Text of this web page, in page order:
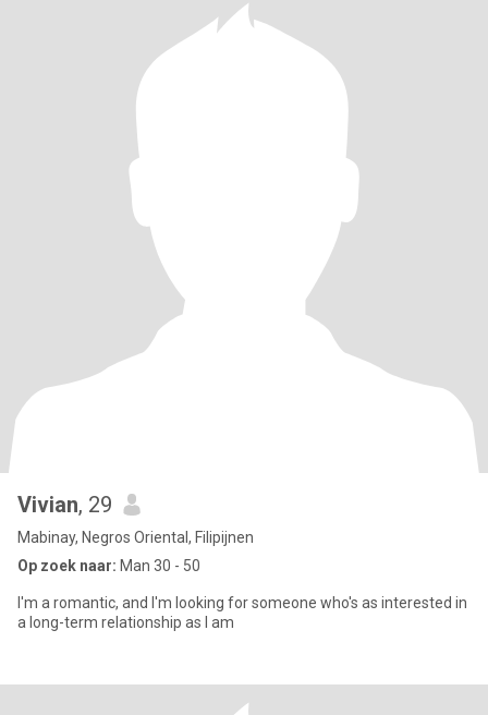
Vivian, 29
Mabinay, Negros Oriental, Filipijnen
Op zoek naar: Man 30 - 50
I'm a romantic, and I'm looking for someone who's as interested in
a long-term relationship as I am